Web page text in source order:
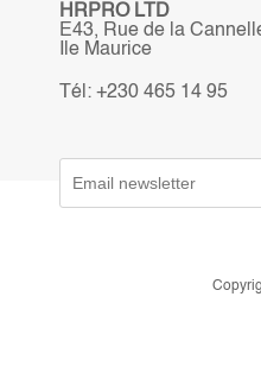
HRPRO LTD
E43, Rue de la
Ile Maurice
Tél: +230 465 14 95